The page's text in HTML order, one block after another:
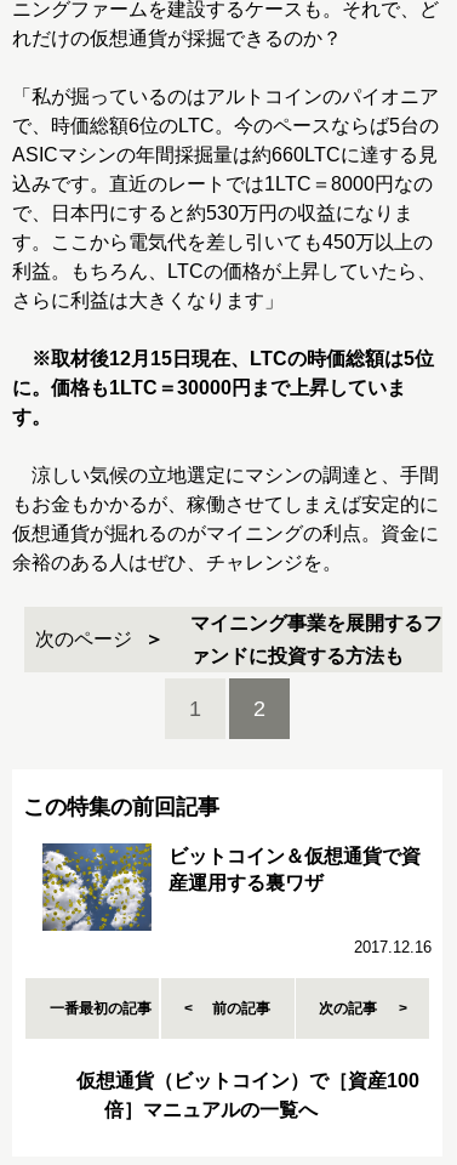
ニングファームを建設するケースも。それで、ど
れだけの仮想通貨が採掘できるのか？
「私が掘っているのはアルトコインのパイオニア
で、時価総額6位のLTC。今のペースならば5台の
ASICマシンの年間採掘量は約660LTCに達する見
込みです。直近のレートでは1LTC＝8000円なの
で、日本円にすると約530万円の収益になりま
す。ここから電気代を差し引いても450万以上の
利益。もちろん、LTCの価格が上昇していたら、
さらに利益は大きくなります」
※取材後12月15日現在、LTCの時価総額は5位
に。価格も1LTC＝30000円まで上昇していま
す。
涼しい気候の立地選定にマシンの調達と、手間
もお金もかかるが、稼働させてしまえば安定的に
仮想通貨が掘れるのがマイニングの利点。資金に
余裕のある人はぜひ、チャレンジを。
次のページ
マイニング事業を展開するフ
ァンドに投資する方法も
1 2
この特集の前回記事
ビットコイン＆仮想通貨で資
産運用する裏ワザ
2017.12.16
一番最初の記事 前の記事 次の記事
仮想通貨（ビットコイン）で［資産100
倍］マニュアルの一覧へ